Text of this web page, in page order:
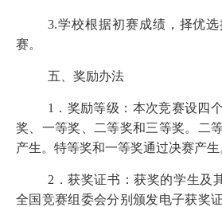
3.学校根据初赛成绩，择优
赛。
五、奖励办法
1．奖励等级：本次竞赛设四
奖、一等奖、二等奖和三等奖。二
产生。特等奖和一等奖通过决赛产生
2．获奖证书：获奖的学生及
全国竞赛组委会分别颁发电子获奖